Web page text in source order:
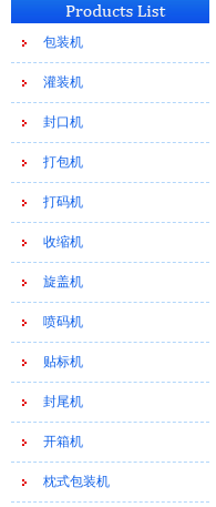
包装机
灌装机
封口机
打包机
打码机
收缩机
旋盖机
喷码机
贴标机
封尾机
开箱机
枕式包装机